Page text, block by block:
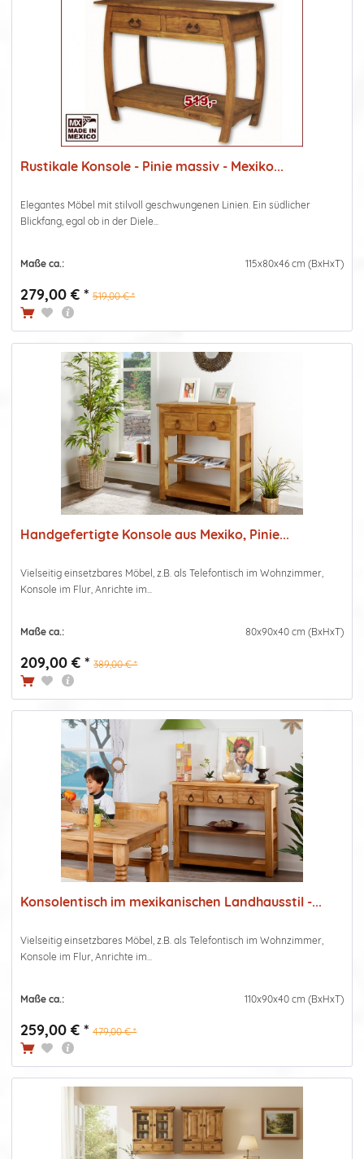
Rustikale Konsole - Pinie massiv - Mexiko...
Elegantes Möbel mit stilvoll geschwungenen Linien. Ein südlicher
Blickfang, egal ob in der Diele...
Maße ca.: 115x80x46 cm (BxHxT)
279,00 € * 519,00 € *
Handgefertigte Konsole aus Mexiko, Pinie...
Vielseitig einsetzbares Möbel, z.B. als Telefontisch im Wohnzimmer,
Konsole im Flur, Anrichte im...
Maße ca.: 80x90x40 cm (BxHxT)
209,00 € * 389,00 € *
Konsolentisch im mexikanischen Landhausstil -...
Vielseitig einsetzbares Möbel, z.B. als Telefontisch im Wohnzimmer,
Konsole im Flur, Anrichte im...
Maße ca.: 110x90x40 cm (BxHxT)
259,00 € * 479,00 € *